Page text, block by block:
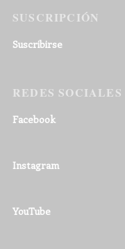
SUSCRIPCIÓN
Suscribirse
REDES SOCIALES
Facebook
Instagram
YouTube